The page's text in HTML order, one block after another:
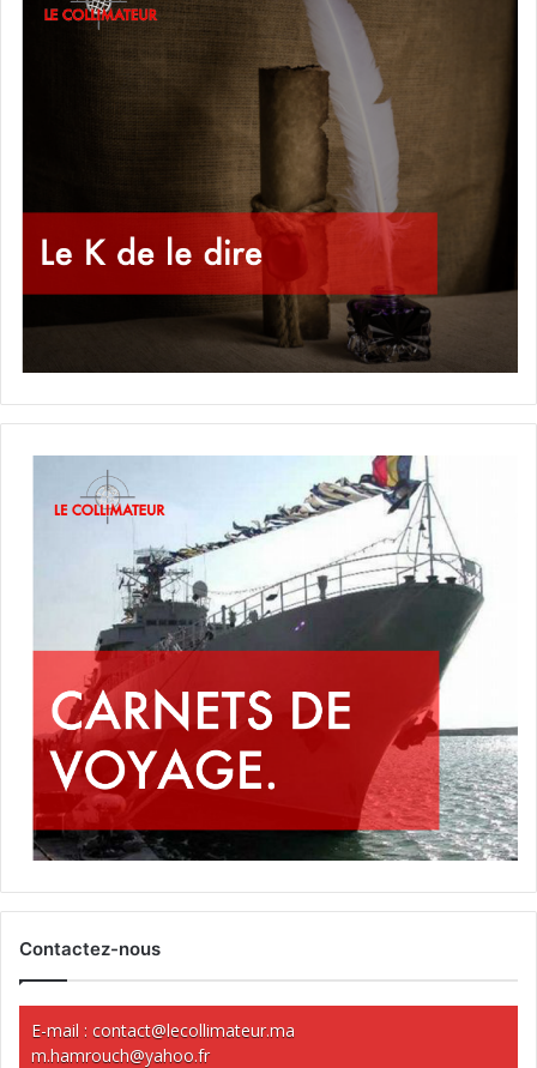
Contactez-nous
E-mail : contact@lecollimateur.ma
m.hamrouch@yahoo.fr